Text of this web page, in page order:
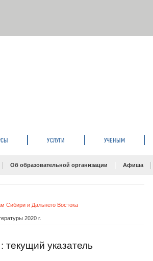
УСЛУГИ УЧЕНЫМ
Об образовательной организации Афиша
Сибири и Дальнего Востока
2020 г.
указатель